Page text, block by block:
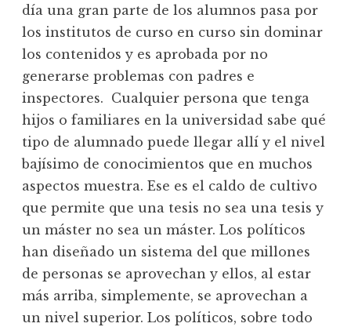
día una gran parte de los alumnos pasa por
los institutos de curso en curso sin dominar
los contenidos y es aprobada por no
generarse problemas con padres e
inspectores. Cualquier persona que tenga
hijos o familiares en la universidad sabe qué
tipo de alumnado puede llegar allí y el nivel
bajísimo de conocimientos que en muchos
aspectos muestra. Ese es el caldo de cultivo
que permite que una tesis no sea una tesis y
un máster no sea un máster. Los políticos
han diseñado un sistema del que millones
de personas se aprovechan y ellos, al estar
más arriba, simplemente, se aprovechan a
un nivel superior. Los políticos, sobre todo